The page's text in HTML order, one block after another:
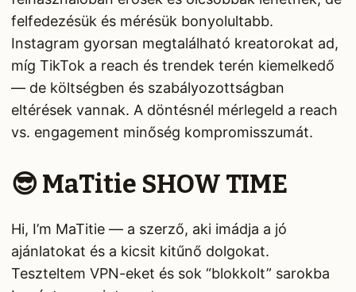
felfedezésük és mérésük bonyolultabb.
Instagram gyorsan megtalálható kreatorokat ad,
míg TikTok a reach és trendek terén kiemelkedő
— de költségben és szabályozottságban
eltérések vannak. A döntésnél mérlegeld a reach
vs. engagement minőség kompromisszumát.
😎 MaTitie SHOW TIME
Hi, I’m MaTitie — a szerző, aki imádja a jó
ajánlatokat és a kicsit kitűnő dolgokat.
Teszteltem VPN-eket és sok “blokkolt” sarokba